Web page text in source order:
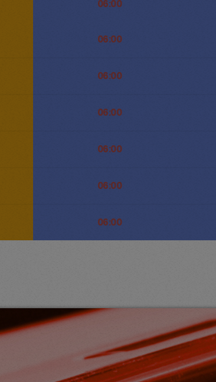
06:00
06:00
06:00
06:00
06:00
06:00
06:00